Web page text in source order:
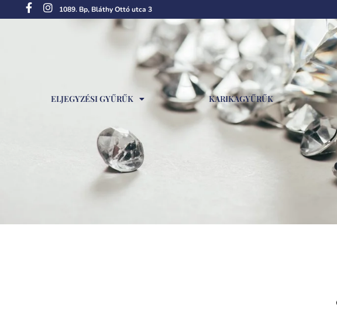
1089. Bp, Bláthy Ottó utca 3
ELJEGYZÉSI GYŰRŰK KARIKAGYŰRŰK